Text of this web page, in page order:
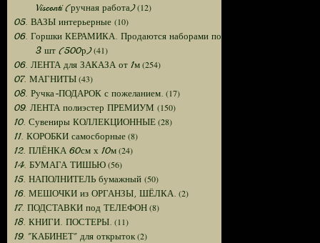
Visconti (ручная работа)(12)
05. ВАЗЫ интерьерные (10)
06. Горшки КЕРАМИКА. Продаются наборами по
3 шт (500р)(41)
06. ЛЕНТА для ЗАКАЗА от 1м(254)
07. МАГНИТЫ(43)
08. Ручка-ПОДАРОК с пожеланием. (17)
09. ЛЕНТА полиэстер ПРЕМИУМ (150)
10. Сувениры КОЛЛЕКЦИОННЫЕ(28)
11. КОРОБКИ самосборные(8)
12. ПЛЁНКА 60см х 10м(24)
14. БУМАГА ТИШЬЮ(56)
15. НАПОЛНИТЕЛЬ бумажный (50)
16. МЕШОЧКИ из ОРГАНЗЫ, ШЁЛКА. (2)
17. ПОДСТАВКИ под ТЕЛЕФОН(8)
18. КНИГИ. ПОСТЕРЫ. (11)
19. "КАБИНЕТ" для открыток(2)